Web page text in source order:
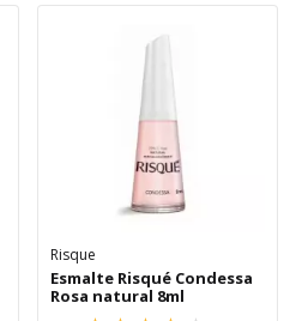
Risque
Esmalte Risqué Condessa
Rosa natural 8ml